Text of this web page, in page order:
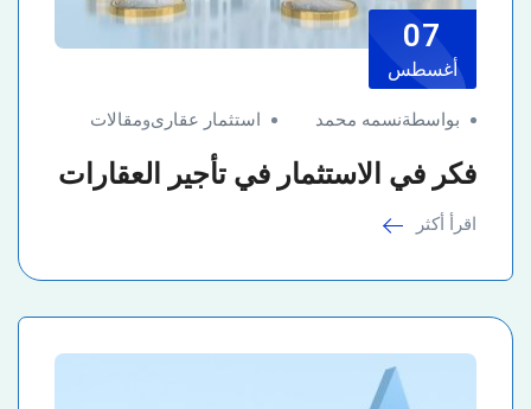
07
أغسطس
بواسطةنسمه محمد استثمار عقارىومقالات
فكر في الاستثمار في تأجير العقارات
اقرأ أكثر